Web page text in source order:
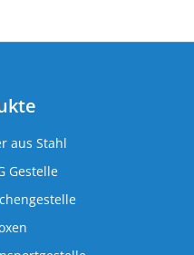
aus Stahl
Gestelle